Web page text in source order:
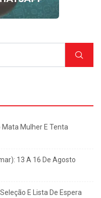
Mulher E Tenta
13 A 16 De Agosto
E Lista De Espera